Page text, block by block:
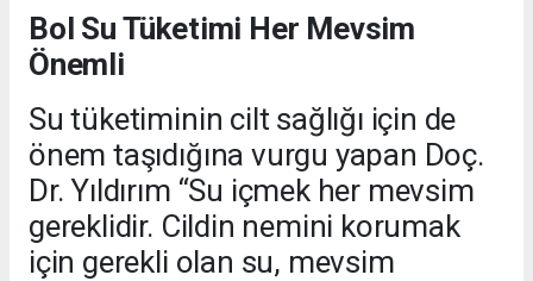
Bol Su Tüketimi Her Mevsim
Önemli
Su tüketiminin cilt sağlığı için de
önem taşıdığına vurgu yapan Doç.
Dr. Yıldırım “Su içmek her mevsim
gereklidir. Cildin nemini korumak
için gerekli olan su, mevsim